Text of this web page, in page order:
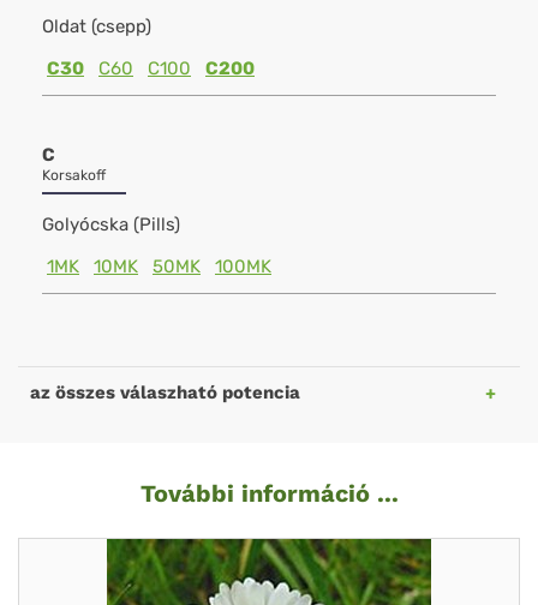
Oldat (csepp)
C30
C60 C100 C200
C
Korsakoff
Golyócska (Pills)
1MK
10MK 50MK 100MK
az összes válaszható potencia
További információ ...